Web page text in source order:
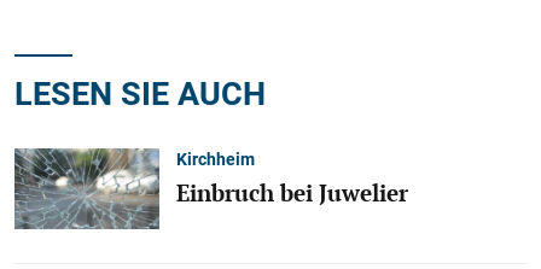
LESEN SIE AUCH
Kirchheim
Einbruch bei Juwelier